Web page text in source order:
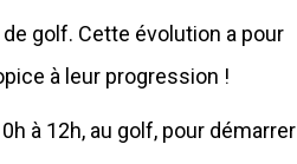
golf. Cette évolution a pour
à leur progression !
à 12h, au golf, pour démarrer